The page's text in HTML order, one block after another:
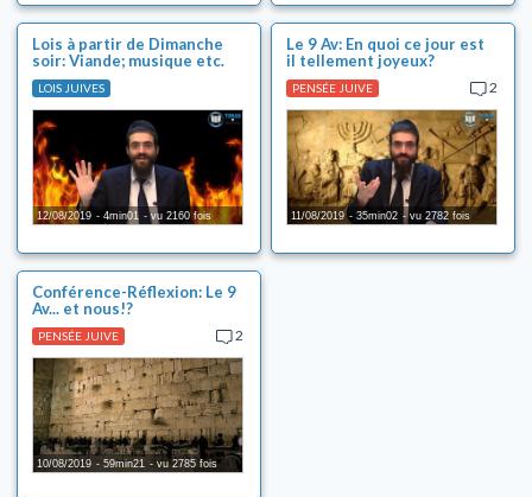
Lois à partir de Dimanche
soir: Viande; musique etc.
LOIS JUIVES
12/08/2019 4min01 vu 2160 fois
Le 9 Av: En quoi ce jour est
il tellement joyeux?
2
PENSÉE JUIVE
11/08/2019 35min02 vu 2782 fois
Conférence-Réflexion: Le 9
Av... et nous!?
2
PENSÉE JUIVE
10/08/2019 59min21 vu 2785 fois